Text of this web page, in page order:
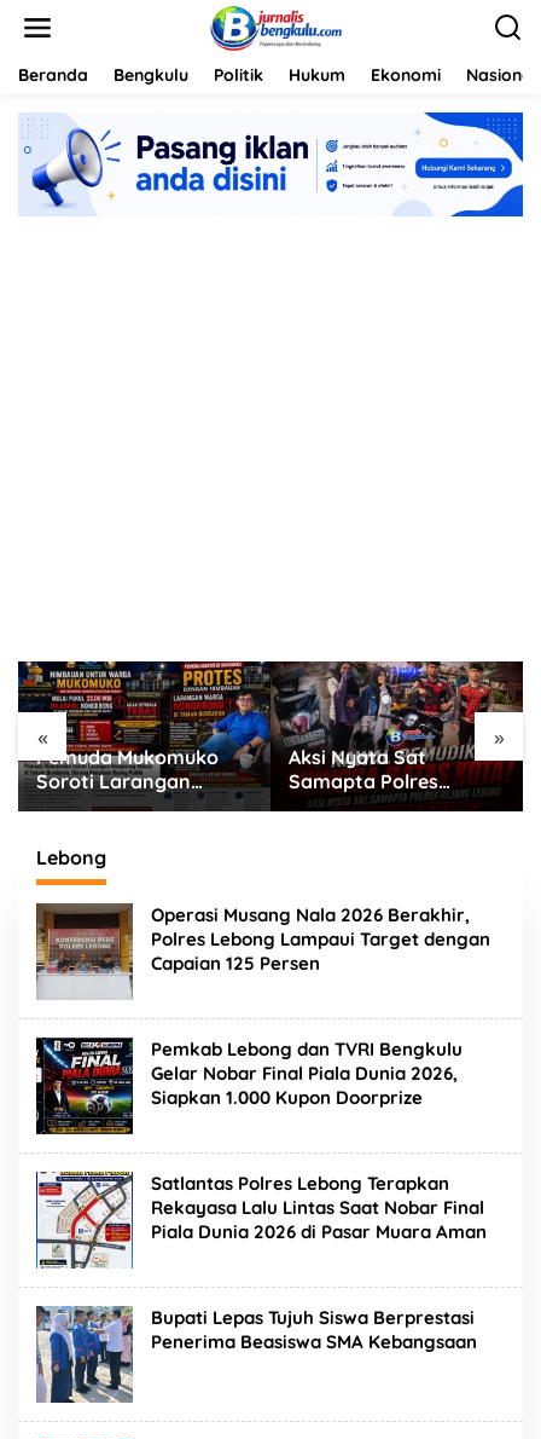
Beranda Bengkulu Politik Hukum Ekonomi Nasional
« »
Aksi Nyata Sat
Samapta Polres
Rejang Lebong Tebar
Rawan
Kapolres Rejang
Lebong Turun Ke Jalan
Bagikan Merah Putih di
Lebong
Operasi Musang Nala 2026 Berakhir,
Polres Lebong Lampaui Target dengan
Capaian 125 Persen
Pemkab Lebong dan TVRI Bengkulu
Gelar Nobar Final Piala Dunia 2026,
Siapkan 1.000 Kupon Doorprize
Satlantas Polres Lebong Terapkan
Rekayasa Lalu Lintas Saat Nobar Final
Piala Dunia 2026 di Pasar Muara Aman
Bupati Lepas Tujuh Siswa Berprestasi
Penerima Beasiswa SMA Kebangsaan